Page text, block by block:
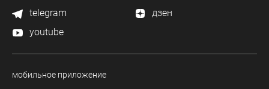
telegram
дзен
youtube
мобильное приложение